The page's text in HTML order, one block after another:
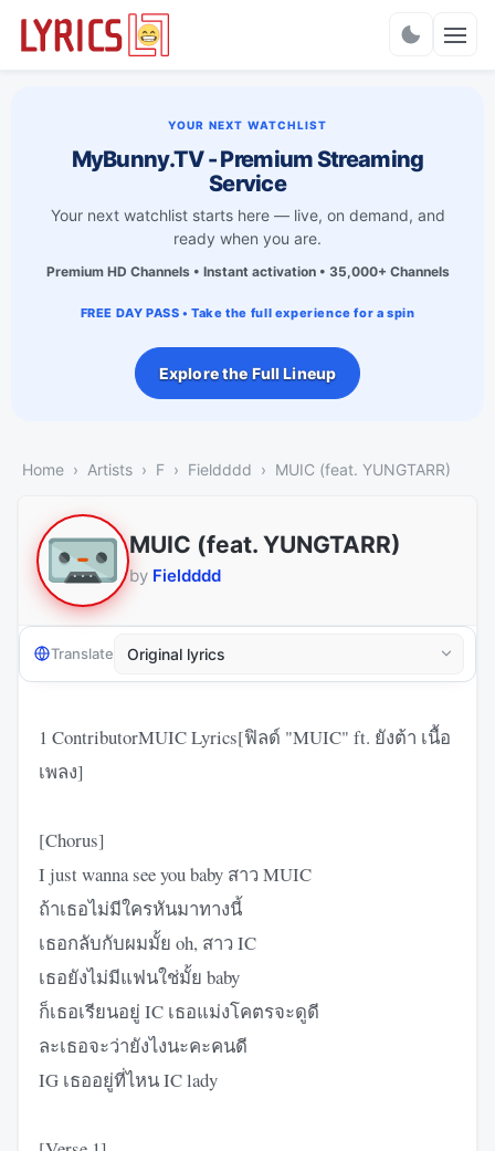
YOUR NEXT WATCHLIST
MyBunny.TV - Premium Streaming
Service
Your next watchlist starts here — live, on demand, and
ready when you are.
Premium HD Channels • Instant activation • 35,000+ Channels
FREE DAY PASS • Take the full experience for a spin
Explore the Full Lineup
Home Artists F Fieldddd MUIC (feat. YUNGTARR)
MUIC (feat. YUNGTARR)
by Fieldddd
Translate
1 ContributorMUIC Lyrics[ฟิลด์ "MUIC" ft. ยังต้า เนื้อ
เพลง]
[Chorus]
I just wanna see you baby สาว MUIC
ถ้าเธอไม่มีใครหันมาทางนี้
เธอกลับกับผมมั้ย oh, สาว IC
เธอยังไม่มีแฟนใช่มั้ย baby
ก็เธอเรียนอยู่ IC เธอแม่งโคตรจะดูดี
ละเธอจะว่ายังไงนะคะคนดี
IG เธออยู่ที่ไหน IC lady